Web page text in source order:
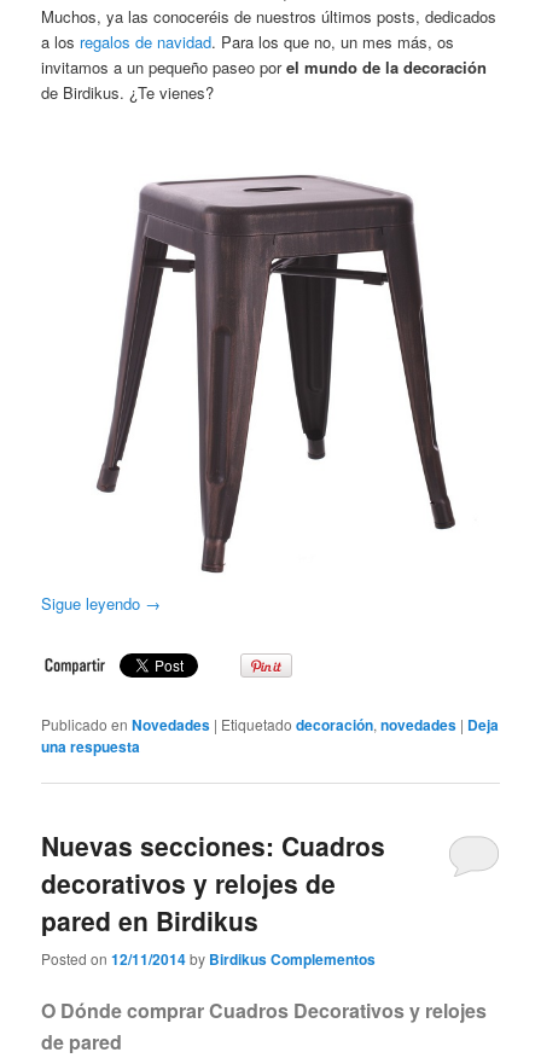
Muchos, ya las conoceréis de nuestros últimos posts, dedicados
a los regalos de navidad. Para los que no, un mes más, os
invitamos a un pequeño paseo porel mundo de la decoración
de Birdikus. ¿Te vienes?
Sigue leyendo →
Publicado en Novedades | Etiquetado decoración,novedades | Deja
una respuesta
Nuevas secciones: Cuadros
decorativos y relojes de
pared en Birdikus
Posted on12/11/2014by Birdikus Complementos
O Dónde comprar Cuadros Decorativosy relojes
de pared